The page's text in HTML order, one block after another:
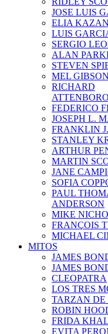
JOSE LUIS
ELIA KAZAN
LUIS
SERGIO
ALAN
STEVEN
MEL GIBSON
RICHARD
FEDERICO
JOSEPH L.
FRANKLIN
STANLEY
ARTHUR
MARTIN
JANE
SOFIA
PAUL
ANDERSON
MIKE
FRANÇOIS
MICHAEL
MITOS
JAMES
JAMES
CLEOPATRA
LOS TRES
TARZAN DE
ROBIN
FRIDA
EVITA